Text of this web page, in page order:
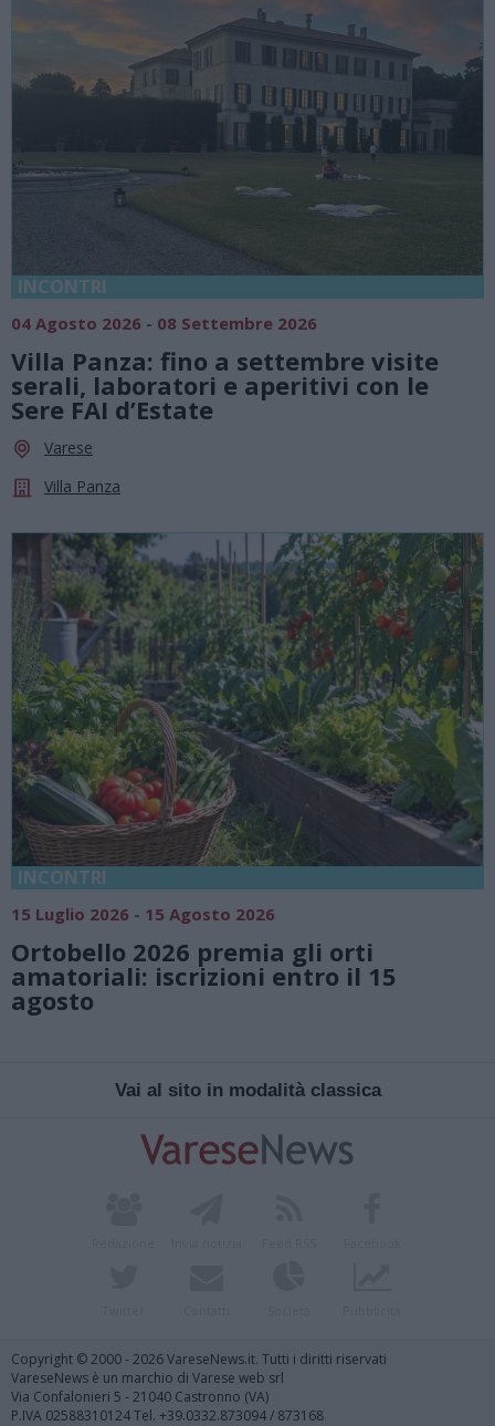
INCONTRI
04 Agosto 2026 - 08 Settembre 2026
Villa Panza: fino a settembre visite
serali, laboratori e aperitivi con le
Sere FAI d’Estate
Varese
Villa Panza
INCONTRI
15 Luglio 2026 - 15 Agosto 2026
Ortobello 2026 premia gli orti
amatoriali: iscrizioni entro il 15
agosto
Vai al sito in modalità classica
Copyright © 2000 - 2026 VareseNews.it. Tutti i diritti riservati
VareseNews è un marchio di Varese web srl
Via Confalonieri 5 - 21040 Castronno (VA)
P.IVA 02588310124 Tel. +39.0332.873094 / 873168